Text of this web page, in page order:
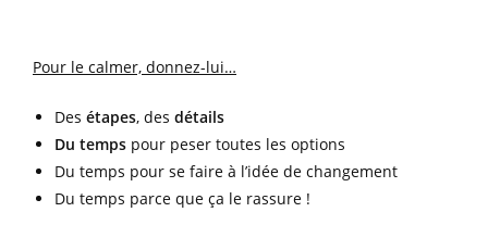
Pour le calmer, donnez-lui…
Des étapes, des détails
Du temps pour peser toutes les options
Du temps pour se faire à l’idée de changement
Du temps parce que ça le rassure !